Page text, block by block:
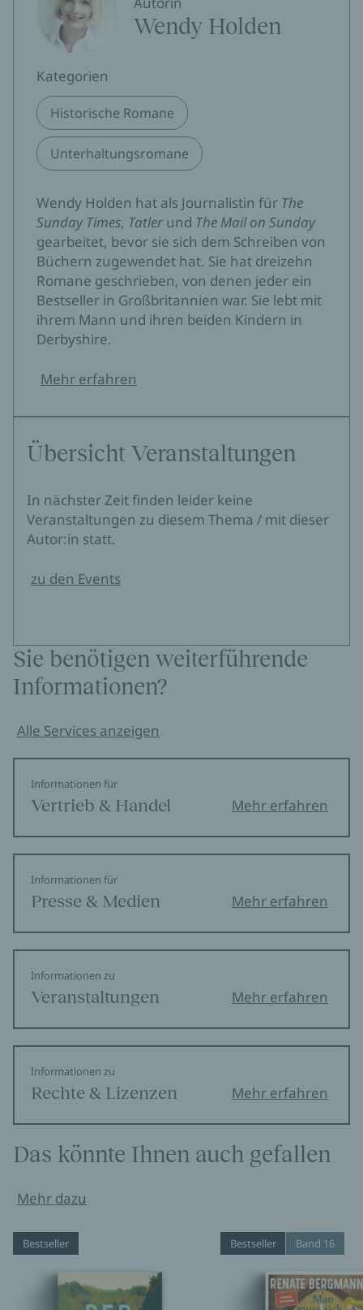
Wendy Holden
Kategorien
Historische Romane
Unterhaltungsromane
Wendy Holden hat als Journalistin für The
Sunday Times, Tatler und The Mail on Sunday
gearbeitet, bevor sie sich dem Schreiben von
Büchern zugewendet hat. Sie hat dreizehn
Romane geschrieben, von denen jeder ein
Bestseller in Großbritannien war. Sie lebt mit
ihrem Mann und ihren beiden Kindern in
Derbyshire.
Mehr erfahren
Übersicht Veranstaltungen
In nächster Zeit finden leider keine
Veranstaltungen zu diesem Thema / mit dieser
Autor:in statt.
zu den Events
Sie benötigen weiterführende
Informationen?
Alle Services anzeigen
Informationen für
Vertrieb & Handel Mehr erfahren
Informationen für
Presse & Medien Mehr erfahren
Informationen zu
Veranstaltungen Mehr erfahren
Informationen zu
Rechte & Lizenzen Mehr erfahren
Das könnte Ihnen auch gefallen
Mehr dazu
Bestseller Bestseller Band 16